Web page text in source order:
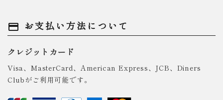
payment お支払い方法について
クレジットカード
Visa、MasterCard、American Express、JCB、Diners
Clubがご利用可能です。